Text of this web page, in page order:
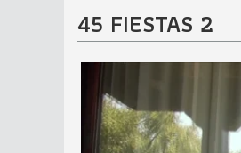
45 FIESTAS 2